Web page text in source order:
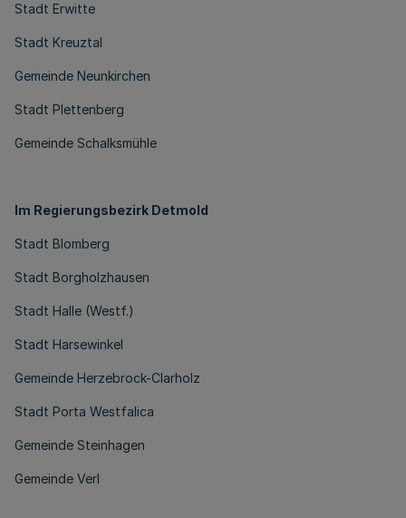
Stadt Erwitte
Stadt Kreuztal
Gemeinde Neunkirchen
Stadt Plettenberg
Gemeinde Schalksmühle
Im Regierungsbezirk Detmold
Stadt Blomberg
Stadt Borgholzhausen
Stadt Halle (Westf.)
Stadt Harsewinkel
Gemeinde Herzebrock-Clarholz
Stadt Porta Westfalica
Gemeinde Steinhagen
Gemeinde Verl